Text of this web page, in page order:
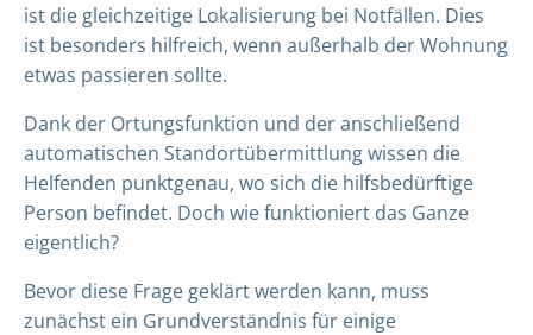
ist die gleichzeitige Lokalisierung bei Notfällen. Dies
ist besonders hilfreich, wenn außerhalb der Wohnung
etwas passieren sollte.
Dank der Ortungsfunktion und der anschließend
automatischen Standortübermittlung wissen die
Helfenden punktgenau, wo sich die hilfsbedürftige
Person befindet. Doch wie funktioniert das Ganze
eigentlich?
Bevor diese Frage geklärt werden kann, muss
zunächst ein Grundverständnis für einige